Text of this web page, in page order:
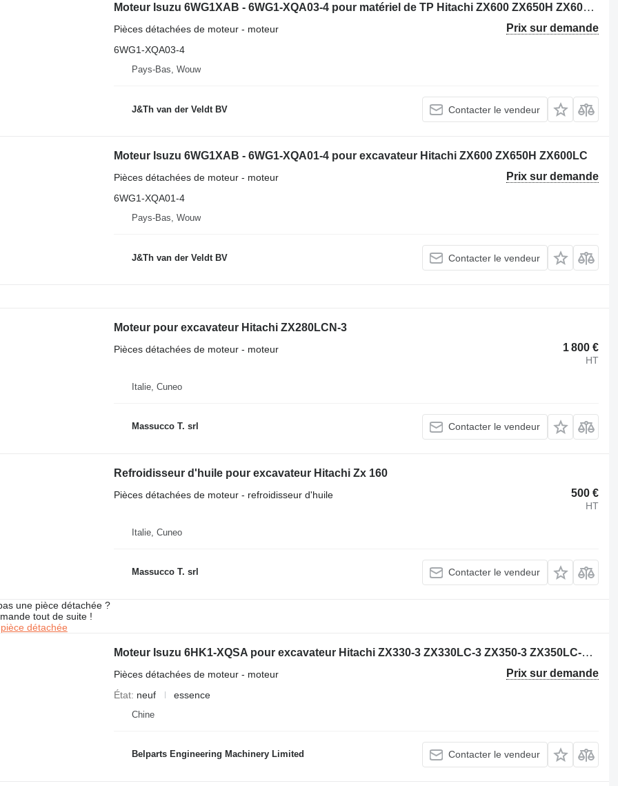
Moteur Isuzu 6WG1XAB - 6WG1-XQA03-4 pour matériel de TP Hitachi ZX600 ZX650H ZX600LC
Prix sur demande
Pièces détachées de moteur - moteur
6WG1-XQA03-4
Pays-Bas, Wouw
J&Th van der Veldt BV Contacter le vendeur
Moteur Isuzu 6WG1XAB - 6WG1-XQA01-4 pour excavateur Hitachi ZX600 ZX650H ZX600LC
Prix sur demande
Pièces détachées de moteur - moteur
6WG1-XQA01-4
Pays-Bas, Wouw
J&Th van der Veldt BV Contacter le vendeur
Moteur pour excavateur Hitachi ZX280LCN-3
1 800 €
HT
Pièces détachées de moteur - moteur
Italie, Cuneo
Massucco T. srl Contacter le vendeur
Refroidisseur d'huile pour excavateur Hitachi Zx 160
500 €
HT
Pièces détachées de moteur - refroidisseur d'huile
Italie, Cuneo
Massucco T. srl Contacter le vendeur
une pièce détachée ?
tout de suite !
détachée
Moteur Isuzu 6HK1-XQSA pour excavateur Hitachi ZX330‑3 ZX330LC‑3 ZX350‑3 ZX350LC‑3 ZX350H‑5A ZX360LC‑3 ZX360H‑3
Prix sur demande
Pièces détachées de moteur - moteur
État neuf essence
Chine
Belparts Engineering Machinery Limited Contacter le vendeur